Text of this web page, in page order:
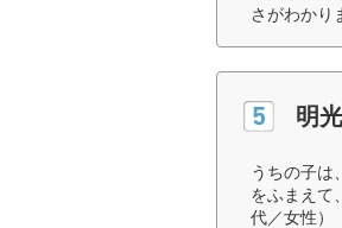
さがわかり
明
うちの子は
をふまえて
代／女性）